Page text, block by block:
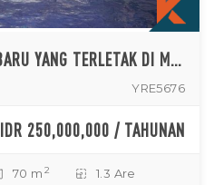
VILA DUA KAMAR TIDUR BARU YANG TERLETAK DI MUNGGU (AKAN SIAP AKHIR NOVEMBER 2023 DAN SEWA MINIMUM 5 TAHUN)
YRE5676
IDR 250,000,000 / TAHUNAN
70 m 2 1.3 Are